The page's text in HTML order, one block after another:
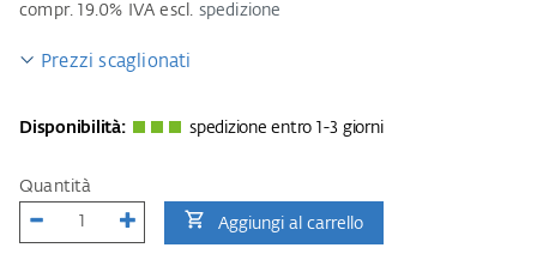
compr.19.0% IVA escl. spedizione
Prezzi scaglionati
Disponibilità: spedizione entro 1-3 giorni
Quantità
Aggiungi al carrello